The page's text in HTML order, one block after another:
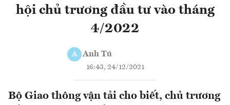
hội chủ trương đầu tư vào tháng
4/2022
A Anh Tú
16:43, 24/12/2021
Bộ Giao thông vận tải cho biết, chủ trương